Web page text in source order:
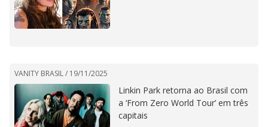
VANITY BRASIL / 19/11/2025
Linkin Park retorna ao Brasil com
a ‘From Zero World Tour’ em três
capitais